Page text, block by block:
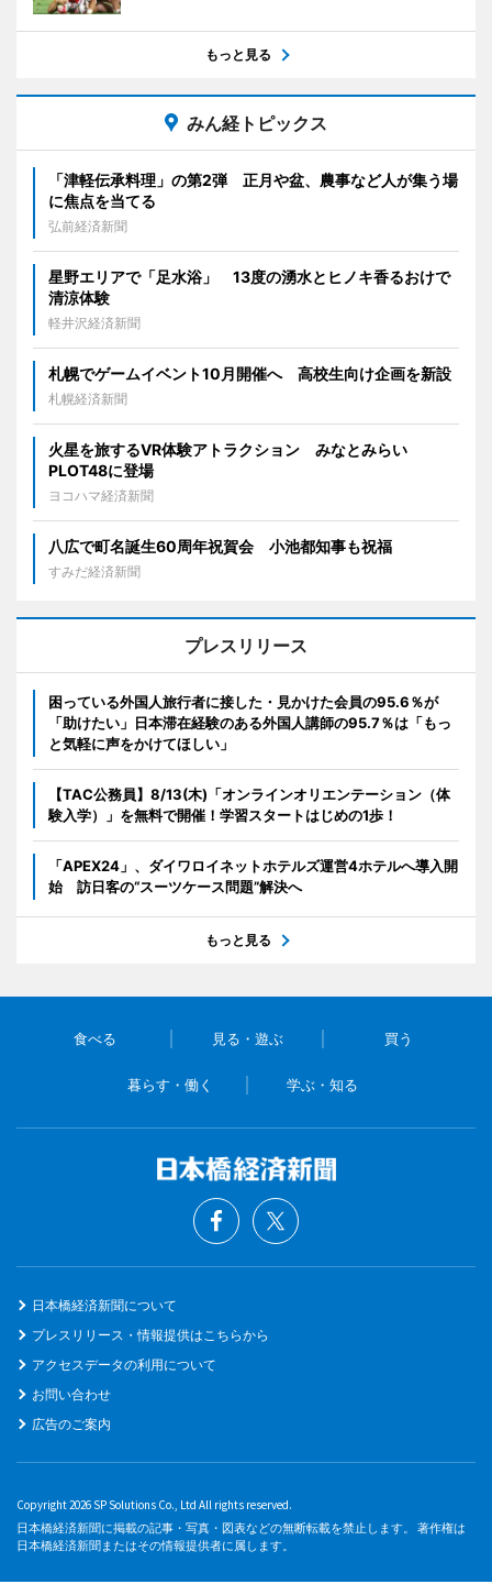
もっと見る
みん経トピックス
「津軽伝承料理」の第2弾 正月や盆、農事など人が集う場
に焦点を当てる
弘前経済新聞
星野エリアで「足水浴」 13度の湧水とヒノキ香るおけで
清涼体験
軽井沢経済新聞
札幌でゲームイベント10月開催へ 高校生向け企画を新設
札幌経済新聞
火星を旅するVR体験アトラクション みなとみらい
PLOT48に登場
ヨコハマ経済新聞
八広で町名誕生60周年祝賀会 小池都知事も祝福
すみだ経済新聞
プレスリリース
困っている外国人旅行者に接した・見かけた会員の95.6％が
「助けたい」日本滞在経験のある外国人講師の95.7％は「もっ
と気軽に声をかけてほしい」
【TAC公務員】8/13(木)「オンラインオリエンテーション（体
験入学）」を無料で開催！学習スタートはじめの1歩！
「APEX24」、ダイワロイネットホテルズ運営4ホテルへ導入開
始 訪日客の“スーツケース問題”解決へ
もっと見る
食べる 見る・遊ぶ 買う
暮らす・働く 学ぶ・知る
日本橋経済新聞について
プレスリリース・情報提供はこちらから
アクセスデータの利用について
お問い合わせ
広告のご案内
Copyright 2026 SP Solutions Co., Ltd All rights reserved.
日本橋経済新聞に掲載の記事・写真・図表などの無断転載を禁止します。 著作権は
日本橋経済新聞またはその情報提供者に属します。